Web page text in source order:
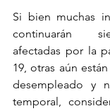
Si bien muchas
continuarán
afectadas por la
19, otras aún
desempleado y
temporal,